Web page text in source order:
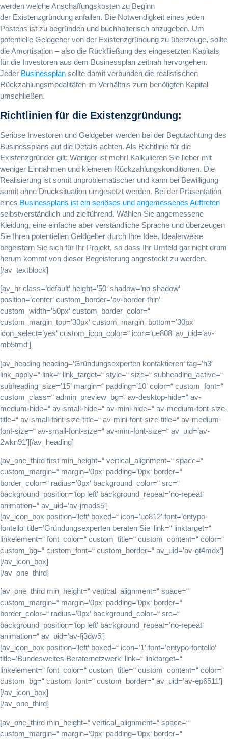
werden welche Anschaffungskosten zu Beginn
der Existenzgründung anfallen. Die Notwendigkeit eines jeden
Postens ist zu begründen und buchhalterisch anzugeben. Um
potentielle Geldgeber von der Existenzgründung zu überzeuge, sollte
die Amortisation – also die Rückfließung des eingesetzten Kapitals
für die Investoren aus dem Businessplan zeitnah hervorgehen.
Jeder Businessplan sollte damit verbunden die realistischen
Rückzahlungsmodalitäten im Verhältnis zum benötigten Kapital
umschließen.
Richtlinien für die Existenzgründung:
Seriöse Investoren und Geldgeber werden bei der Begutachtung des
Businessplans auf die Details achten. Als Richtlinie für die
Existenzgründer gilt: Weniger ist mehr! Kalkulieren Sie lieber mit
weniger Einnahmen und kleineren Rückzahlungskonditionen. Die
Realisierung ist somit unproblematischer und kann bei Bewilligung
somit ohne Drucksituation umgesetzt werden. Bei der Präsentation
eines Businessplans ist ein seriöses und angemessenes Auftreten
selbstverständlich und zielführend. Wählen Sie angemessene
Kleidung, eine einfache aber verständliche Sprache und überzeugen
Sie Ihren potentiellen Geldgeber durch Ihre Idee. Idealerweise
begeistern Sie sich für Ihr Projekt, so dass Ihr Umfeld gar nicht drum
herum kommt von dieser Begeisterung angesteckt zu werden.
[/av_textblock]
[av_hr class=’default‘ height=’50‘ shadow=’no-shadow‘
position=’center‘ custom_border=’av-border-thin‘
custom_width=’50px‘ custom_border_color=“
custom_margin_top=’30px‘ custom_margin_bottom=’30px‘
icon_select=’yes‘ custom_icon_color=“ icon=’ue808′ av_uid=’av-
mb5tmd‘]
[av_heading heading=’Gründungsexperten kontaktieren‘ tag=’h3′
link_apply=“ link=“ link_target=“ style=“ size=“ subheading_active=“
subheading_size=’15‘ margin=“ padding=’10‘ color=“ custom_font=“
custom_class=“ admin_preview_bg=“ av-desktop-hide=“ av-
medium-hide=“ av-small-hide=“ av-mini-hide=“ av-medium-font-size-
title=“ av-small-font-size-title=“ av-mini-font-size-title=“ av-medium-
font-size=“ av-small-font-size=“ av-mini-font-size=“ av_uid=’av-
2wkn91′][/av_heading]
[av_one_third first min_height=“ vertical_alignment=“ space=“
custom_margin=“ margin=’0px‘ padding=’0px‘ border=“
border_color=“ radius=’0px‘ background_color=“ src=“
background_position=’top left‘ background_repeat=’no-repeat‘
animation=“ av_uid=’av-jmads5′]
[av_icon_box position=’left‘ boxed=“ icon=’ue812′ font=’entypo-
fontello‘ title=’Gründungsexperten beraten Sie‘ link=“ linktarget=“
linkelement=“ font_color=“ custom_title=“ custom_content=“ color=“
custom_bg=“ custom_font=“ custom_border=“ av_uid=’av-gt4mdx‘]
[/av_icon_box]
[/av_one_third]
[av_one_third min_height=“ vertical_alignment=“ space=“
custom_margin=“ margin=’0px‘ padding=’0px‘ border=“
border_color=“ radius=’0px‘ background_color=“ src=“
background_position=’top left‘ background_repeat=’no-repeat‘
animation=“ av_uid=’av-fj3dw5′]
[av_icon_box position=’left‘ boxed=“ icon=’1′ font=’entypo-fontello‘
title=’Bundesweites Beraternetzwerk‘ link=“ linktarget=“
linkelement=“ font_color=“ custom_title=“ custom_content=“ color=“
custom_bg=“ custom_font=“ custom_border=“ av_uid=’av-ep6511′]
[/av_icon_box]
[/av_one_third]
[av_one_third min_height=“ vertical_alignment=“ space=“
custom_margin=“ margin=’0px‘ padding=’0px‘ border=“